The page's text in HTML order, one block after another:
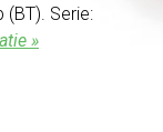
(BT). Serie:
»